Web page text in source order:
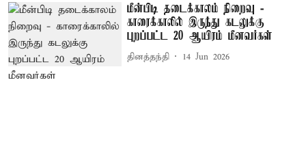
மீன்பிடி தடைக்காலம் நிறைவு -
காரைக்காலில் இருந்து கடலுக்கு
புறப்பட்ட 20 ஆயிரம் மீனவர்கள்
தினத்தந்தி 14 Jun 2026